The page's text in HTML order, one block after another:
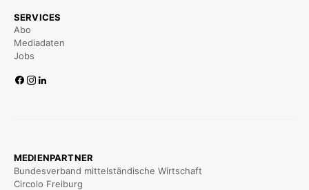
SERVICES
Abo
Mediadaten
Jobs
MEDIENPARTNER
Bundesverband mittelständische Wirtschaft
Circolo Freiburg